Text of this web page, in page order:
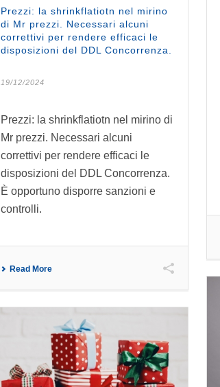
Prezzi: la shrinkflatiotn nel mirino
di Mr prezzi. Necessari alcuni
correttivi per rendere efficaci le
disposizioni del DDL Concorrenza.
19/12/2024
Prezzi: la shrinkflatiotn nel mirino di
Mr prezzi. Necessari alcuni
correttivi per rendere efficaci le
disposizioni del DDL Concorrenza.
È opportuno disporre sanzioni e
controlli.
Read More